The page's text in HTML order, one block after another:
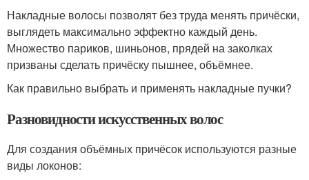
Накладные волосы позволят без труда менять причёски,
выглядеть максимально эффектно каждый день.
Множество париков, шиньонов, прядей на заколках
призваны сделать причёску пышнее, объёмнее.
Как правильно выбрать и применять накладные пучки?
Разновидности искусственных волос
Для создания объёмных причёсок используются разные
виды локонов: